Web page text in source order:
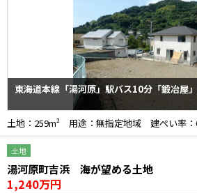
東海道本線「湯河原」駅バス10分「鍛冶屋
土地：259m² 用途：無指定地域 建ぺい率
土地
湯河原町吉浜 海が望める土地
1,240万円